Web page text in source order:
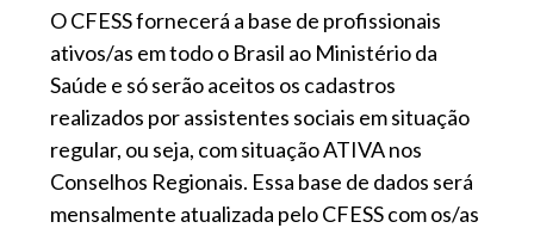
O CFESS fornecerá a base de profissionais
ativos/as em todo o Brasil ao Ministério da
Saúde e só serão aceitos os cadastros
realizados por assistentes sociais em situação
regular, ou seja, com situação ATIVA nos
Conselhos Regionais. Essa base de dados será
mensalmente atualizada pelo CFESS com os/as